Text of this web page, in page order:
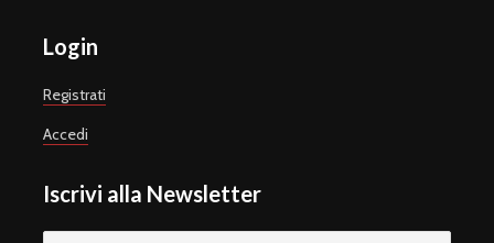
Login
Registrati
Accedi
Iscrivi alla Newsletter